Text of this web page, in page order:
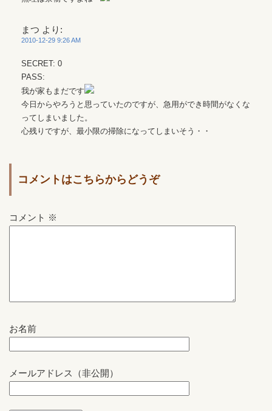
まつ より:
2010-12-29 9:26 AM
SECRET: 0
PASS:
我が家もまだです
今日からやろうと思っていたのですが、急用ができ時間がなくな
ってしまいました。
心残りですが、最小限の掃除になってしまいそう・・
コメントはこちらからどうぞ
コメント ※
お名前
メールアドレス（非公開）